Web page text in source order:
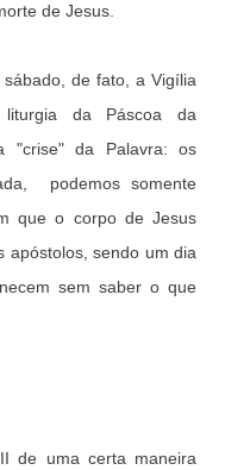
de Jesus.
de fato, a Vigília
da Páscoa da
"crise" da Palavra: os
podemos somente
que o corpo de Jesus
apóstolos, sendo um dia
sem saber o que
de uma certa maneira